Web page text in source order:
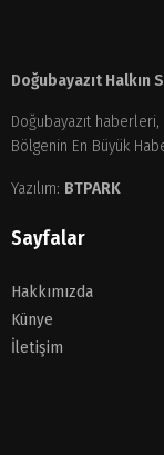
Doğubayazıt Halkın
Doğubayazıt
Bölgenin En Büyük
Yazılım: BTPARK
Sayfalar
Hakkımızda
Künye
İletişim